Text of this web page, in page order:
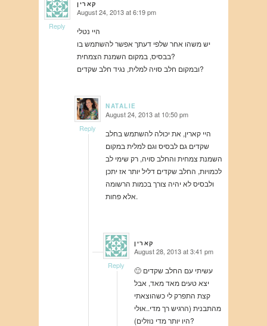
קארין
says: August 24, 2013 at 6:19 pm
היי נטלי
יש משהו אחר שלפי דעתך אפשר להשתמש בו
בבסיס, במקום השמנת הצמחית?
ובמקום חלב סויה למלית, נגיד חלב שקדים?
Reply
NATALIE
says: August 24, 2013 at 10:50 pm
היי קארין, את יכולה להשתמש בחלב
שקדים גם לבסיס וגם למלית במקום
השמנת צמחית והחלב סויה, רק שימי לב
לכמויות, החלב שקדים דליל יותר אז יתכן
ולבסיס לא יהיה צורך בכמות הרשומה
אלא פחות.
Reply
קארין
says: August 28, 2013 at 3:41 pm
עשיתי עם החלב שקדים 🙂
יצא טעים מאד מאד, אבל
קצת התפרק לי כשהוצאתי
מהתבנית (הרגיש רך מדי..אולי
היו יותר מדי נוזלים)?
Reply